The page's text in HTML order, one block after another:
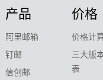
产品
阿里邮箱
钉邮
信创邮
价格
价格计
三大版
表